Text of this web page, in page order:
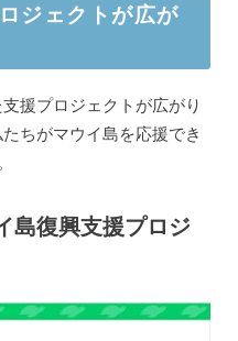
ジェクトが広が
援プロジェクトが広がり
ちがマウイ島を応援でき
復興支援プロジ